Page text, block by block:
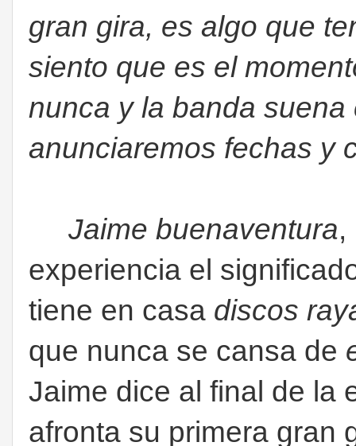
gran gira, es algo que
siento que es el
nunca y la banda
anunciaremos fechas y
Jaime buenaventura,
experiencia el
tiene en casa discos
que nunca se cansa de
Jaime dice al final de la
afronta su primera gran